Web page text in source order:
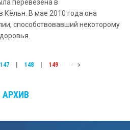
перевезена в
Кёльн. В мае 2010 года она
способствовавший некоторому
147 | 148 | 149
АРХИВ